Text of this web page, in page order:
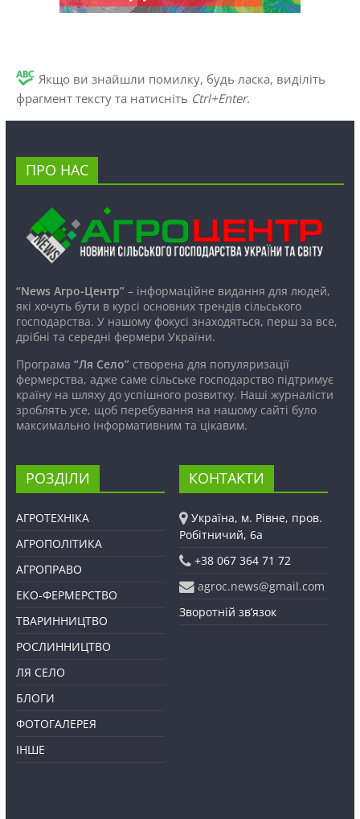
Якщо ви знайшли помилку, будь ласка, виділіть
фрагмент тексту та натисніть Ctrl+Enter.
ПРО НАС
“News Агро-Центр”– інформаційне видання для людей,
які хочуть бути в курсі основних трендів сільського
господарства. У нашому фокусі знаходяться, перш за все,
дрібні та середні фермери України.
Програма “Ля Село”створена для популяризації
фермерства, адже саме сільське господарство підтримує
країну на шляху до успішного розвитку. Наші журналісти
зроблять усе, щоб перебування на нашому сайті було
максимально інформативним та цікавим.
РОЗДІЛИ
АГРОТЕХНІКА
АГРОПОЛІТИКА
АГРОПРАВО
ЕКО-ФЕРМЕРСТВО
ТВАРИННИЦТВО
РОСЛИННИЦТВО
ЛЯ СЕЛО
БЛОГИ
ФОТОГАЛЕРЕЯ
ІНШЕ
КОНТАКТИ
Україна, м. Рівне, пров.
Робітничий, 6а
+38 067 364 71 72
agroc.news@gmail.com
Зворотній зв’язок